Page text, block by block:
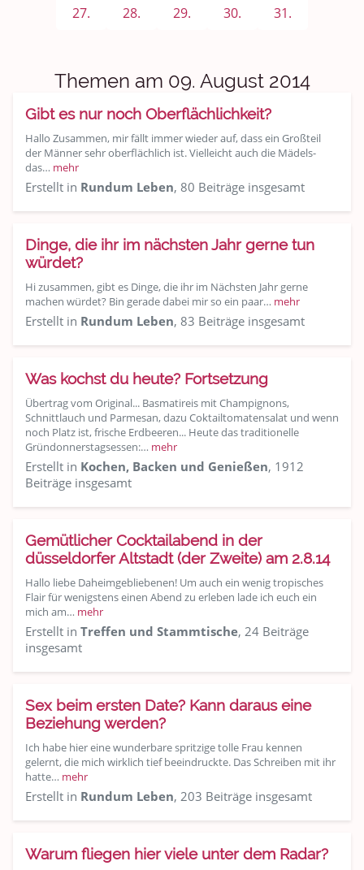
Urlaub und Reisen
Kochen, Backen und Genießen
Anregungen und Support
Spiel, Spaß und Sinnlosigkeit
Archiv
27.
28. 29. 30. 31.
Themen am 09. August 2014
Gibt es nur noch Oberflächlichkeit?
Hallo Zusammen, mir fällt immer wieder auf, dass ein Großteil
der Männer sehr oberflächlich ist. Vielleicht auch die Mädels-
das… mehr
Erstellt in Rundum Leben, 80 Beiträge insgesamt
Dinge, die ihr im nächsten Jahr gerne tun
würdet?
Hi zusammen, gibt es Dinge, die ihr im Nächsten Jahr gerne
machen würdet? Bin gerade dabei mir so ein paar… mehr
Erstellt in Rundum Leben, 83 Beiträge insgesamt
Was kochst du heute? Fortsetzung
Übertrag vom Original... Basmatireis mit Champignons,
Schnittlauch und Parmesan, dazu Coktailtomatensalat und wenn
noch Platz ist, frische Erdbeeren... Heute das traditionelle
Gründonnerstagsessen:… mehr
Erstellt in Kochen, Backen und Genießen, 1912
Beiträge insgesamt
Gemütlicher Cocktailabend in der
düsseldorfer Altstadt (der Zweite) am 2.8.14
Hallo liebe Daheimgebliebenen! Um auch ein wenig tropisches
Flair für wenigstens einen Abend zu erleben lade ich euch ein
mich am… mehr
Erstellt in Treffen und Stammtische, 24 Beiträge
insgesamt
Sex beim ersten Date? Kann daraus eine
Beziehung werden?
Ich habe hier eine wunderbare spritzige tolle Frau kennen
gelernt, die mich wirklich tief beeindruckte. Das Schreiben mit ihr
hatte… mehr
Erstellt in Rundum Leben, 203 Beiträge insgesamt
Warum fliegen hier viele unter dem Radar?